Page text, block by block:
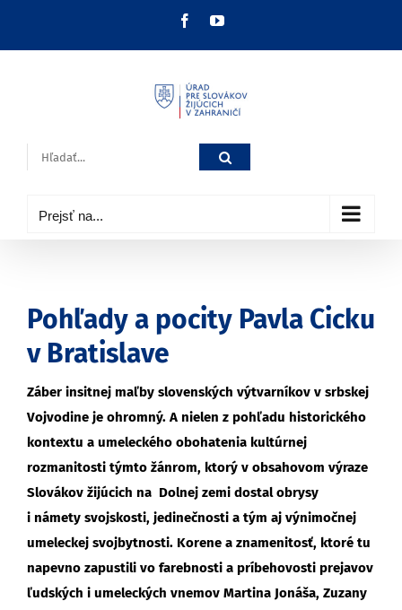
FacebookYouTube
Hľadať:
Prejsť na...
Pohľady a pocity Pavla Cicku
v Bratislave
Záber insitnej maľby slovenských výtvarníkov v srbskej
Vojvodine je ohromný. A nielen z pohľadu historického
kontextu a umeleckého obohatenia kultúrnej
rozmanitosti týmto žánrom, ktorý v obsahovom výraze
Slovákov žijúcich na Dolnej zemi dostal obrysy
i námety svojskosti, jedinečnosti a tým aj výnimočnej
umeleckej svojbytnosti. Korene a znamenitosť, ktoré tu
napevno zapustili vo farebnosti a príbehovosti prejavov
ľudských i umeleckých vnemov Martina Jonáša, Zuzany